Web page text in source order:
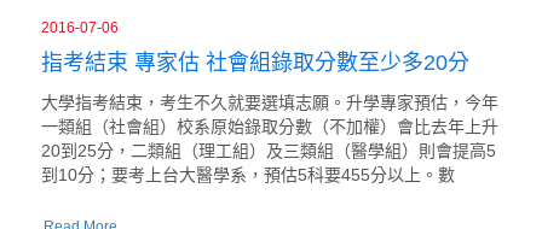
2016-07-06
指考結束 專家估 社會組錄取分數至少多20分
大學指考結束，考生不久就要選填志願。升學專家預估，今年
一類組（社會組）校系原始錄取分數（不加權）會比去年上升
20到25分，二類組（理工組）及三類組（醫學組）則會提高5
到10分；要考上台大醫學系，預估5科要455分以上。數